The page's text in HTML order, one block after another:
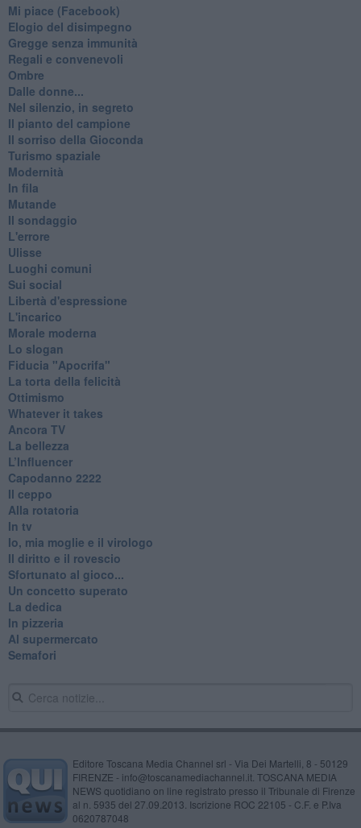
Mi piace (Facebook)
Elogio del disimpegno
Gregge senza immunità
Regali e convenevoli
Ombre
Dalle donne...
Nel silenzio, in segreto
Il pianto del campione
Il sorriso della Gioconda
Turismo spaziale
Modernità
In fila
Mutande
Il sondaggio
L'errore
Ulisse
Luoghi comuni
Sui social
Libertà d'espressione
L'incarico
Morale moderna
Lo slogan
Fiducia "Apocrifa"
La torta della felicità
Ottimismo
Whatever it takes
Ancora TV
La bellezza
L’Influencer
​Capodanno 2222
Il ceppo
Alla rotatoria
In tv
Io, mia moglie e il virologo
Il diritto e il rovescio
Sfortunato al gioco...
Un concetto superato
La dedica
In pizzeria
Al supermercato
Semafori
Editore Toscana Media Channel srl - Via Dei Martelli, 8 - 50129
FIRENZE - info@toscanamediachannel.it. TOSCANA MEDIA
NEWS quotidiano on line registrato presso il Tribunale di Firenze
al n. 5935 del 27.09.2013. Iscrizione ROC 22105 - C.F. e P.Iva
0620787048